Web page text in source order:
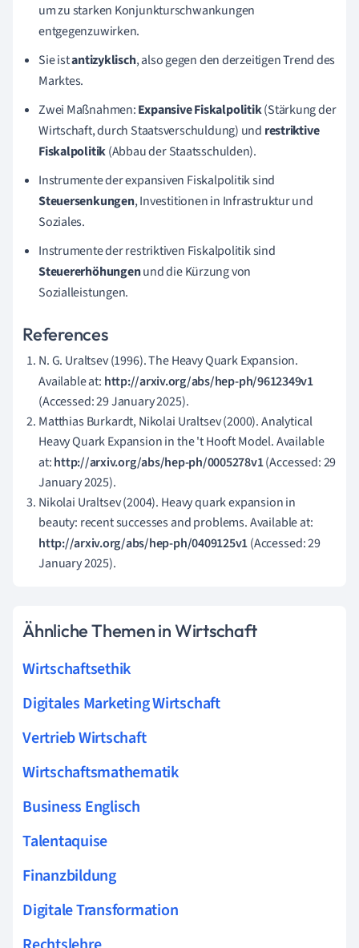
um zu starken Konjunkturschwankungen
entgegenzuwirken.
Sie istantizyklisch, also gegen den derzeitigen Trend des
Marktes.
Zwei Maßnahmen:ExpansiveFiskalpolitik(Stärkung der
Wirtschaft, durch Staatsverschuldung) und restriktive
Fiskalpolitik(Abbau der Staatsschulden).
Instrumente der expansiven Fiskalpolitik sind
Steuersenkungen, Investitionen in Infrastruktur und
Soziales.
Instrumente der restriktiven Fiskalpolitik sind
Steuererhöhungenund die Kürzung von
Sozialleistungen.
References
N. G. Uraltsev (1996). The Heavy Quark Expansion.
Available at: http://arxiv.org/abs/hep-ph/9612349v1
(Accessed: 29 January 2025).
Matthias Burkardt, Nikolai Uraltsev (2000). Analytical
Heavy Quark Expansion in the 't Hooft Model. Available
at:http://arxiv.org/abs/hep-ph/0005278v1(Accessed: 29
January 2025).
Nikolai Uraltsev (2004). Heavy quark expansion in
beauty: recent successes and problems. Available at:
http://arxiv.org/abs/hep-ph/0409125v1(Accessed: 29
January 2025).
Ähnliche Themen in Wirtschaft
Wirtschaftsethik
Digitales Marketing Wirtschaft
Vertrieb Wirtschaft
Wirtschaftsmathematik
Business Englisch
Talentaquise
Finanzbildung
Digitale Transformation